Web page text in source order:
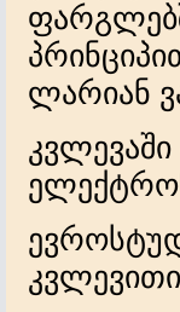
ლარიან